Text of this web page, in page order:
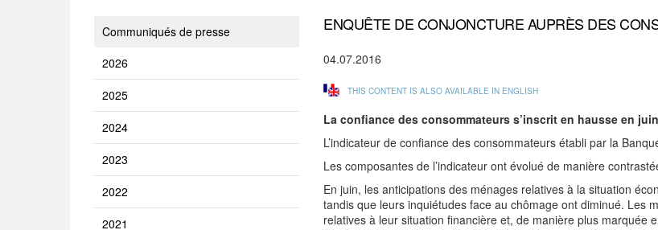
Communiqués de presse
2026
2025
2024
2023
2022
2021
ENQUÊTE DE CONJONCTURE AUPRÈS DES
04.07.2016
THIS CONTENT IS ALSO AVAILABLE IN ENGLISH
La confiance des consommateurs s’inscrit en hausse en
L’indicateur de confiance des consommateurs établi par la
Les composantes de l’indicateur ont évolué de manière
En juin, les anticipations des ménages relatives à la situation
tandis que leurs inquiétudes face au chômage ont diminué. Les
relatives à leur situation financière et, de manière plus marquée